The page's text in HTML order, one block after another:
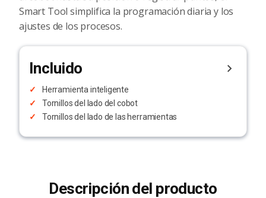
Smart Tool simplifica la programación diaria y los
ajustes de los procesos.
Incluido
Herramienta inteligente
Tornillos del lado del cobot
Tornillos del lado de las herramientas
Descripción del producto